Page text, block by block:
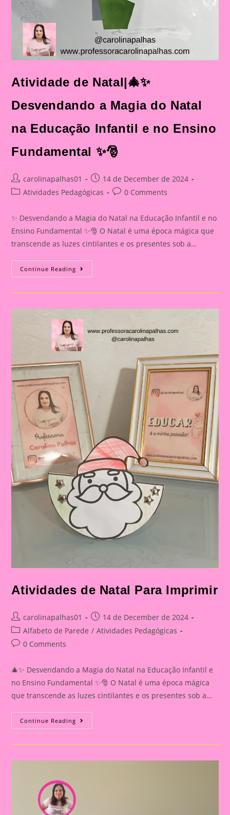
Atividade de Natal|🎄✨
Desvendando a Magia do Natal
na Educação Infantil e no Ensino
Fundamental ✨🎅
Post
author:
carolinapalhas01
Post
published:
14 de December de 2024
PostAtividades Pedagógicas
Post0 Comments
✨ Desvendando a Magia do Natal na Educação Infantil e no
Ensino Fundamental ✨🎅 O Natal é uma época mágica que
transcende as luzes cintilantes e os presentes sob a…
Continue Reading Atividade
De
🎄
Magia
Natal
Na
Educação
E
No
Ensino
Fundamental
Atividades de Natal Para Imprimir
Post
author:
carolinapalhas01
Post
published:
14 de December de 2024
Post
category:
Alfabeto de Parede / Atividades Pedagógicas
Post0 Comments
🎄✨ Desvendando a Magia do Natal na Educação Infantil e
no Ensino Fundamental ✨🎅 O Natal é uma época mágica
que transcende as luzes cintilantes e os presentes sob a…
Continue Reading Atividades
De
Para